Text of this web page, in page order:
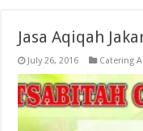
Jasa Aqiqah
July 26, 2016 Catering